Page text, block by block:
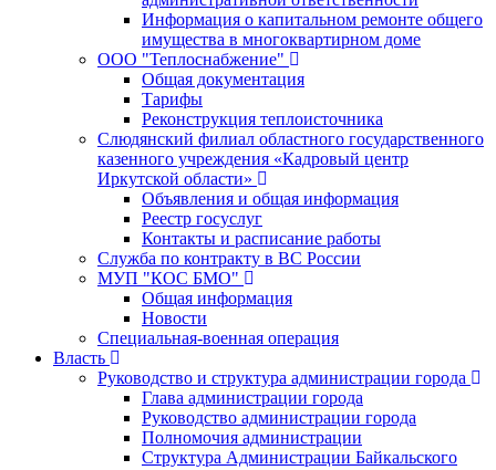
Информация о капитальном ремонте общего
имущества в многоквартирном доме
ООО "Теплоснабжение"
Общая документация
Тарифы
Реконструкция теплоисточника
Слюдянский филиал областного государственного
казенного учреждения «Кадровый центр
Иркутской области»
Объявления и общая информация
Реестр госуслуг
Контакты и расписание работы
Служба по контракту в ВС России
МУП "КОС БМО"
Общая информация
Новости
Специальная-военная операция
Власть
Руководство и структура администрации города
Глава администрации города
Руководство администрации города
Полномочия администрации
Структура Администрации Байкальского